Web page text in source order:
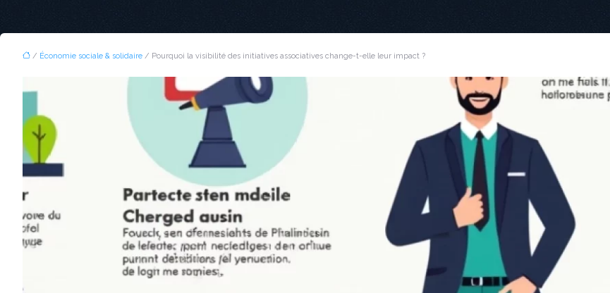
/ Économie sociale & solidaire / Pourquoi la visibilité des initiatives associatives change-t-elle leur impact ?